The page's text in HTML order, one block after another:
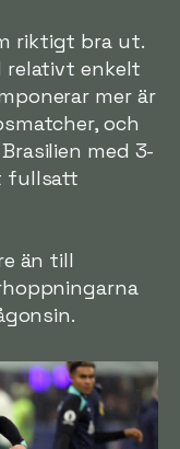
riktigt bra ut.
relativt enkelt
mer är
och
med 3-
fullsatt
än till